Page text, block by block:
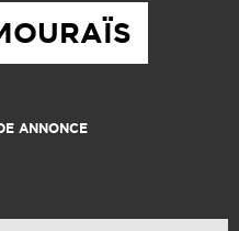
ANNONCE